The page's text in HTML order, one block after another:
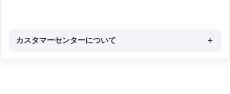
カスタマーセンターについて ＋